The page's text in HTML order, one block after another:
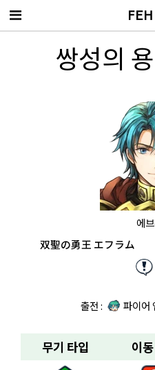
쌍성의
에
双聖の勇王 エフラム
출전 : 파이어
무기 타입 이